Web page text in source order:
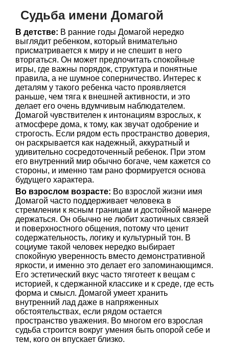
Судьба имени Домагой
В детстве: В ранние годы Домагой нередко
выглядит ребенком, который внимательно
присматривается к миру и не спешит в него
вторгаться. Он может предпочитать спокойные
игры, где важны порядок, структура и понятные
правила, а не шумное соперничество. Интерес к
деталям у такого ребенка часто проявляется
раньше, чем тяга к внешней активности, и это
делает его очень вдумчивым наблюдателем.
Домагой чувствителен к интонациям взрослых, к
атмосфере дома, к тому, как звучат одобрение и
строгость. Если рядом есть пространство доверия,
он раскрывается как надежный, аккуратный и
удивительно сосредоточенный ребенок. При этом
его внутренний мир обычно богаче, чем кажется со
стороны, и именно там рано формируется основа
будущего характера.
Во взрослом возрасте: Во взрослой жизни имя
Домагой часто поддерживает человека в
стремлении к ясным границам и достойной манере
держаться. Он обычно не любит хаотичных связей
и поверхностного общения, потому что ценит
содержательность, логику и культурный тон. В
социуме такой человек нередко выбирает
спокойную уверенность вместо демонстративной
яркости, и именно это делает его запоминающимся.
Его эстетический вкус часто тяготеет к вещам с
историей, к сдержанной классике и к среде, где есть
форма и смысл. Домагой умеет хранить
внутренний лад даже в напряженных
обстоятельствах, если рядом остается
пространство уважения. Во многом его взрослая
судьба строится вокруг умения быть опорой себе и
тем, кого он впускает близко.